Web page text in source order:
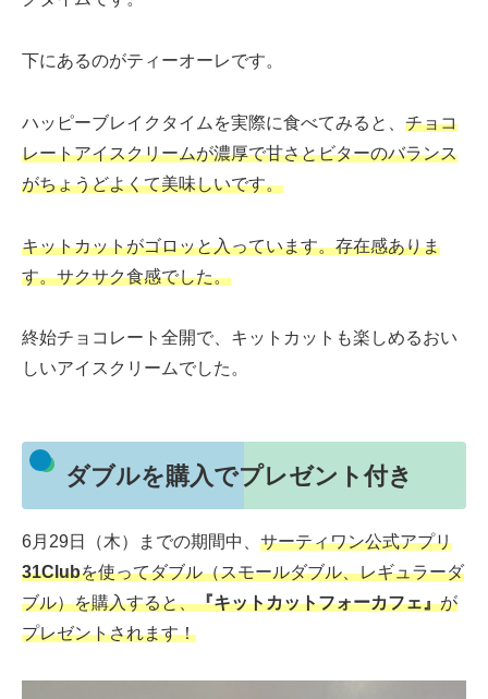
下にあるのがティーオーレです。
ハッピーブレイクタイムを実際に食べてみると、 チョコ
レートアイスクリームが濃厚で甘さとビターのバランス
がちょうどよくて美味しいです。
キットカットがゴロッと入っています。存在感ありま
す。サクサク食感でした。
終始チョコレート全開で、キットカットも楽しめるおい
しいアイスクリームでした。
ダブルを購入でプレゼント付き
6月29日（木）までの期間中、 サーティワン公式アプリ
31Clubを使ってダブル（スモールダブル、レギュラーダ
ブル）を購入すると、『キットカットフォーカフェ』が
プレゼントされます！